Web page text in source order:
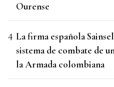
Ourense
La firma española
sistema de combate de
la Armada colombiana